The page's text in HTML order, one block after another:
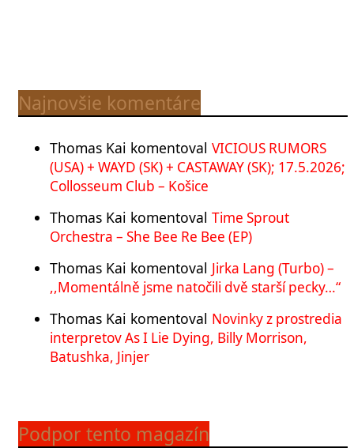
Najnovšie komentáre
Thomas Kai komentoval VICIOUS RUMORS
(USA) + WAYD (SK) + CASTAWAY (SK); 17.5.2026;
Collosseum Club – Košice
Thomas Kai komentoval Time Sprout
Orchestra – She Bee Re Bee (EP)
Thomas Kai komentoval Jirka Lang (Turbo) –
,,Momentálně jsme natočili dvě starší pecky…“
Thomas Kai komentoval Novinky z prostredia
interpretov As I Lie Dying, Billy Morrison,
Batushka, Jinjer
Podpor tento magazín